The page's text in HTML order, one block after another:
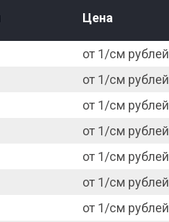
Цена
от 1/см рублей
от 1/см рублей
от 1/см рублей
от 1/см рублей
от 1/см рублей
от 1/см рублей
от 1/см рублей